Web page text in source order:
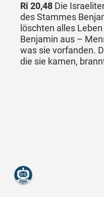
Ri 20,48 Die
des Stammes
löschten alles
Benjamin aus –
was sie vorfanden.
die sie kamen,